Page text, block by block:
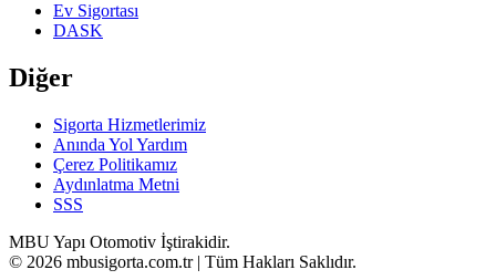
Ev Sigortası
DASK
Diğer
Sigorta Hizmetlerimiz
Anında Yol Yardım
Çerez Politikamız
Aydınlatma Metni
SSS
MBU Yapı Otomotiv İştirakidir.
© 2026 mbusigorta.com.tr | Tüm Hakları Saklıdır.